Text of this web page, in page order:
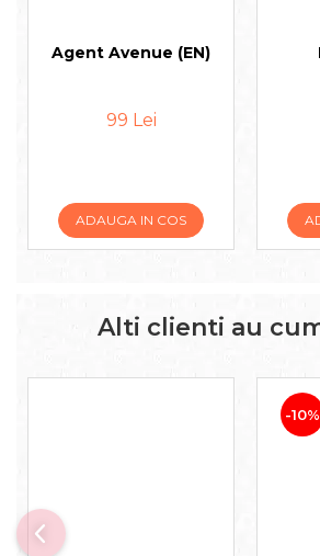
Agent Avenue (EN)
99 Lei
ADAUGA IN COS
Alti clienti au
-10%